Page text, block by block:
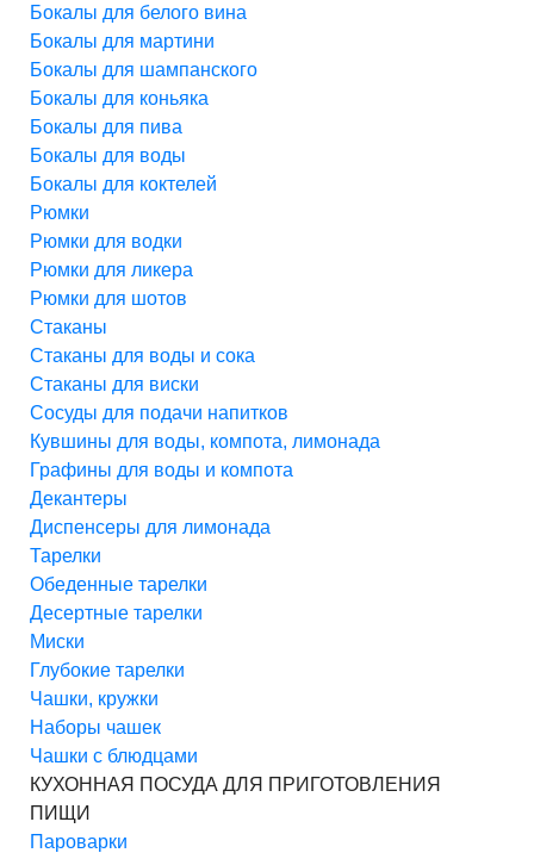
Бокалы для белого вина
Бокалы для мартини
Бокалы для шампанского
Бокалы для коньяка
Бокалы для пива
Бокалы для воды
Бокалы для коктелей
Рюмки
Рюмки для водки
Рюмки для ликера
Рюмки для шотов
Стаканы
Стаканы для воды и сока
Стаканы для виски
Сосуды для подачи напитков
Кувшины для воды, компота, лимонада
Графины для воды и компота
Декантеры
Диспенсеры для лимонада
Тарелки
Обеденные тарелки
Десертные тарелки
Миски
Глубокие тарелки
Чашки, кружки
Наборы чашек
Чашки с блюдцами
КУХОННАЯ ПОСУДА ДЛЯ ПРИГОТОВЛЕНИЯ
ПИЩИ
Пароварки